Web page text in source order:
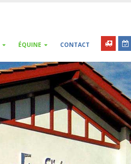
ÉQUINE CONTACT